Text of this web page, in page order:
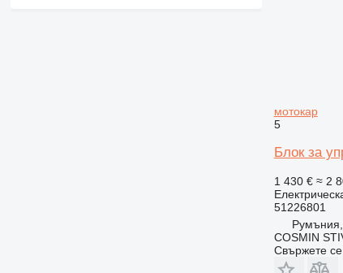
мотокар
5
Блок за
1 430 € ≈ 2
51226801
COSMIN
Свържете